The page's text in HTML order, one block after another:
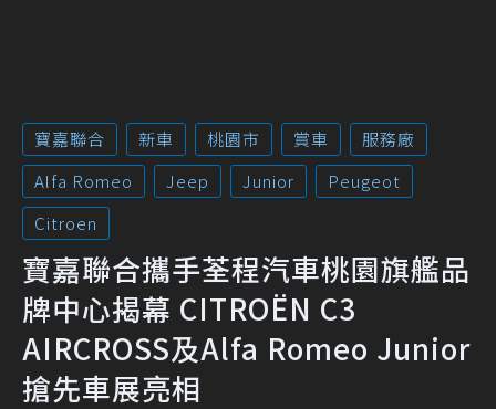
寶嘉聯合 新車 桃園市 賞車
服務廠
Alfa Romeo
Jeep Junior
Peugeot
Citroen
寶嘉聯合攜手荃程汽車桃園旗艦品
牌中心揭幕 CITROËN C3
AIRCROSS及Alfa Romeo Junior
搶先車展亮相